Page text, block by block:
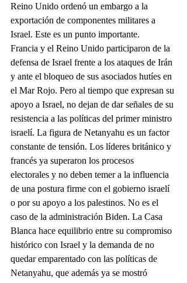
Reino Unido ordenó un embargo a la
exportación de componentes militares a
Israel. Este es un punto importante.
Francia y el Reino Unido participaron de la
defensa de Israel frente a los ataques de Irán
y ante el bloqueo de sus asociados hutíes en
el Mar Rojo. Pero al tiempo que expresan su
apoyo a Israel, no dejan de dar señales de su
resistencia a las políticas del primer ministro
israelí. La figura de Netanyahu es un factor
constante de tensión. Los líderes británico y
francés ya superaron los procesos
electorales y no deben temer a la influencia
de una postura firme con el gobierno israelí
o por su apoyo a los palestinos. No es el
caso de la administración Biden. La Casa
Blanca hace equilibrio entre su compromiso
histórico con Israel y la demanda de no
quedar emparentado con las políticas de
Netanyahu, que además ya se mostró